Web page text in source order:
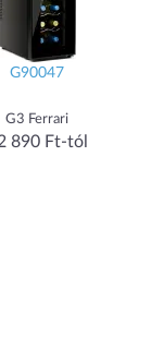
G90047
G3 Ferrari
890 Ft-tól